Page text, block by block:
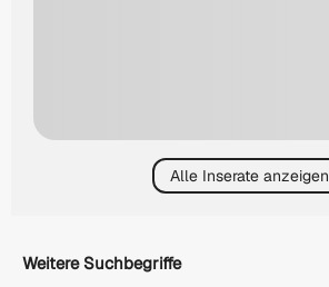
Alle Inserate anzeigen
Weitere Suchbegriffe